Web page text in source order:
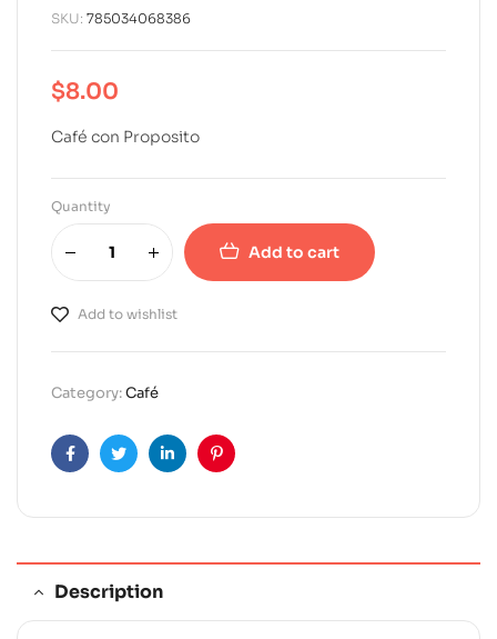
SKU: 785034068386
$8.00
Café con Proposito
Quantity
Add to cart
Add to wishlist
A
l
e
n
t
:
Category:Café
FacebookTwitterLinkedinPinterest
Description